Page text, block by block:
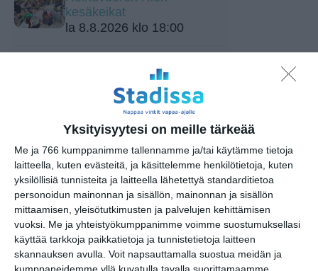
Yksityisyytesi on meille tärkeää
Me ja 766 kumppanimme tallennamme ja/tai käytämme tietoja
laitteella, kuten evästeitä, ja käsittelemme henkilötietoja, kuten
yksilöllisiä tunnisteita ja laitteella lähetettyä standarditietoa
personoidun mainonnan ja sisällön, mainonnan ja sisällön
mittaamisen, yleisötutkimusten ja palvelujen kehittämisen
vuoksi. Me ja yhteistyökumppanimme voimme suostumuksellasi
käyttää tarkkoja paikkatietoja ja tunnistetietoja laitteen
skannauksen avulla. Voit napsauttamalla suostua meidän ja
kumppaneidemme yllä kuvatulla tavalla suorittamaamme
kesäkeikat
la 8.8.2026 klo 18:00
la 8.8.2026 klo 18:00
Mendo Monday
ma 10.8.2026 klo 19:00
Osmo Ikonen
ke 12.8.2026 klo 17:00
Juho "Kihara" Pitkänen Jam
to 13.8.2026 klo 18:00